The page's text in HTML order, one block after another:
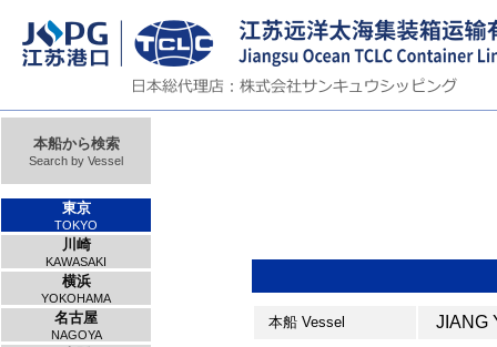
本船から検索
Search by Vessel
東京
TOKYO
川崎
KAWASAKI
横浜
YOKOHAMA
名古屋
NAGOYA
本船 Vessel JIANG